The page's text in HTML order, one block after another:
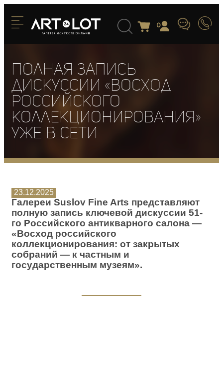
0
Полная запись
дискуссии «Восход
российского
коллекционирования»
уже в сети
23.12.2025
Галереи Suslov Fine Arts представляют
полную запись ключевой дискуссии 51-
го Российского антикварного салона —
«Восход российского
коллекционирования: от закрытых
собраний — к частным и
государственным музеям».